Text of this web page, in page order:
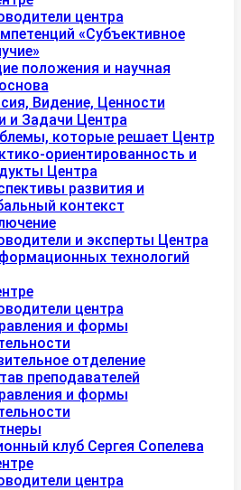
центра
«Субъективное
положения и научная
Видение, Ценности
и Задачи Центра
которые решает Центр
ориентированность и
Центра
развития и
контекст
и эксперты Центра
технологий
центра
и формы
отделение
преподавателей
и формы
клуб Сергея Сопелева
центра